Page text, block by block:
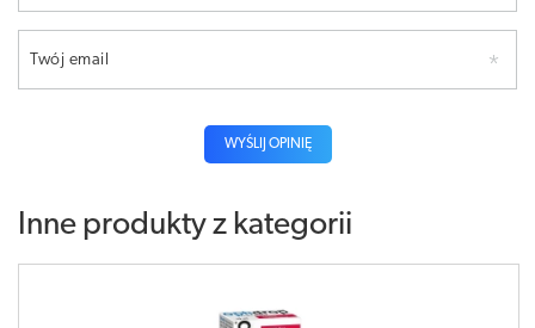
Twój email
WYŚLIJ OPINIĘ
Inne produkty z kategorii